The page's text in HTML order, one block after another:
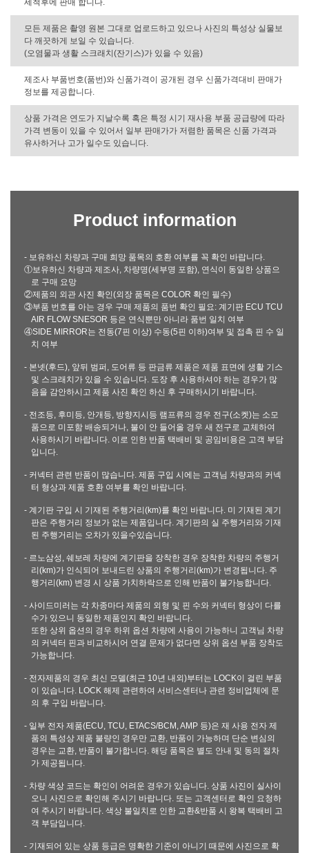
세척후에 판매 합니다.
모든 제품은 촬영 원본 그대로 업로드하고 있으나 사진의 특성상 실물보
다 깨끗하게 보일 수 있습니다.
(오염물과 생활 스크래치(잔기스)가 있을 수 있음)
제조사 부품번호(품번)와 신품가격이 공개된 경우 신품가격대비 판매가
정보를 제공합니다.
상품 가격은 연도가 지날수록 혹은 특정 시기 재사용 부품 공급량에 따라
가격 변동이 있을 수 있어서 일부 판매가가 저렴한 품목은 신품 가격과
유사하거나 고가 일수도 있습니다.
Product information
- 보유하신 차량과 구매 희망 품목의 호환 여부를 꼭 확인 바랍니다.
①보유하신 차량과 제조사, 차량명(세부명 포함), 연식이 동일한 상품으
로 구매 요망
②제품의 외관 사진 확인(외장 품목은 COLOR 확인 필수)
③부품 번호를 아는 경우 구매 제품의 품번 확인 필요: 계기판 ECU TCU
AIR FLOW SNESOR 등은 연식뿐만 아니라 품번 일치 여부
④SIDE MIRROR는 전동(7핀 이상) 수동(5핀 이하)여부 및 접촉 핀 수 일
치 여부
- 본넷(후드), 앞뒤 범퍼, 도어류 등 판금류 제품은 제품 표면에 생활 기스
및 스크래치가 있을 수 있습니다. 도장 후 사용하셔야 하는 경우가 많
음을 감안하시고 제품 사진 확인 하신 후 구매하시기 바랍니다.
- 전조등, 후미등, 안개등, 방향지시등 램프류의 경우 전구(소켓)는 소모
품으로 미포함 배송되거나, 불이 안 들어올 경우 새 전구로 교체하여
사용하시기 바랍니다. 이로 인한 반품 택배비 및 공임비용은 고객 부담
입니다.
- 커넥터 관련 반품이 많습니다. 제품 구입 시에는 고객님 차량과의 커넥
터 형상과 제품 호환 여부를 확인 바랍니다.
- 계기판 구입 시 기재된 주행거리(km)를 확인 바랍니다. 미 기재된 계기
판은 주행거리 정보가 없는 제품입니다. 계기판의 실 주행거리와 기재
된 주행거리는 오차가 있을수있습니다.
- 르노삼성, 쉐보레 차량에 계기판을 장착한 경우 장착한 차량의 주행거
리(km)가 인식되어 보내드린 상품의 주행거리(km)가 변경됩니다. 주
행거리(km) 변경 시 상품 가치하락으로 인해 반품이 불가능합니다.
- 사이드미러는 각 차종마다 제품의 외형 및 핀 수와 커넥터 형상이 다를
수가 있으니 동일한 제품인지 확인 바랍니다.
또한 상위 옵션의 경우 하위 옵션 차량에 사용이 가능하니 고객님 차량
의 커넥터 핀과 비교하시어 연결 문제가 없다면 상위 옵션 부품 장착도
가능합니다.
- 전자제품의 경우 최신 모델(최근 10년 내외)부터는 LOCK이 걸린 부품
이 있습니다. LOCK 해제 관련하여 서비스센터나 관련 정비업체에 문
의 후 구입 바랍니다.
- 일부 전자 제품(ECU, TCU, ETACS/BCM, AMP 등)은 재 사용 전자 제
품의 특성상 제품 불량인 경우만 교환, 반품이 가능하며 단순 변심의
경우는 교환, 반품이 불가합니다. 해당 품목은 별도 안내 및 동의 절차
가 제공됩니다.
- 차량 색상 코드는 확인이 어려운 경우가 있습니다. 상품 사진이 실사이
오니 사진으로 확인해 주시기 바랍니다. 또는 고객센터로 확인 요청하
여 주시기 바랍니다. 색상 불일치로 인한 교환&반품 시 왕복 택배비 고
객 부담입니다.
- 기재되어 있는 상품 등급은 명확한 기준이 아니기 때문에 사진으로 확